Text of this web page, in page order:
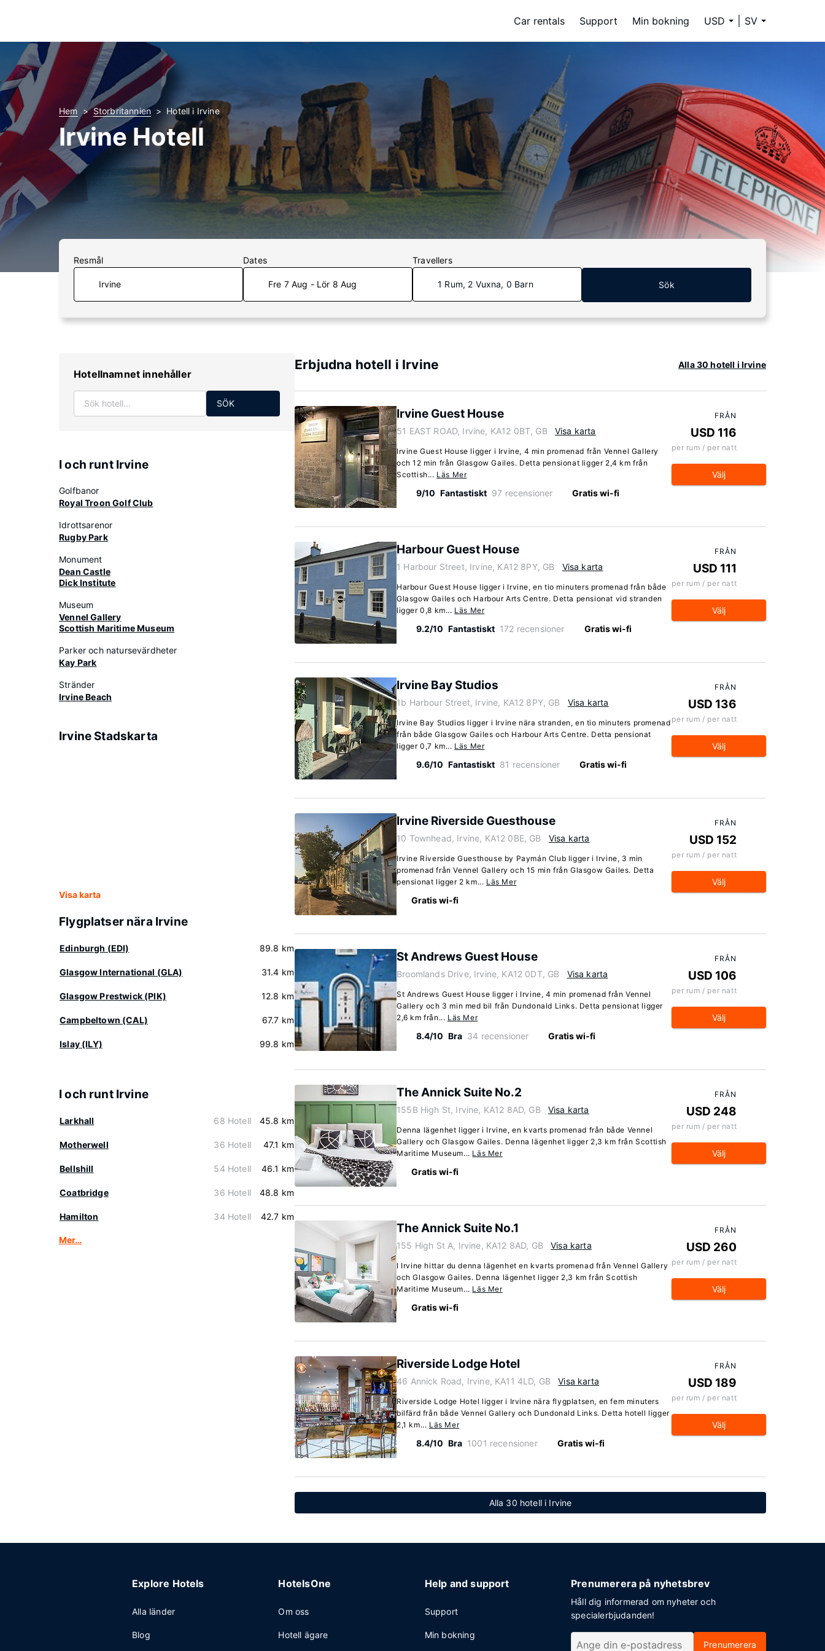
Car rentals Support Min bokning USD SV
Hem Storbritannien Hotell i Irvine
Irvine Hotell
Resmål Dates
Fre 7 Aug - Lör 8 Aug
Travellers
1 Rum, 2 Vuxna, 0 Barn Sök
Hotellnamnet innehåller
SÖK
I och runt Irvine
Golfbanor
Royal Troon Golf Club
Idrottsarenor
Rugby Park
Monument
Dean Castle
Dick Institute
Museum
Vennel Gallery
Scottish Maritime Museum
Parker och natursevärdheter
Kay Park
Stränder
Irvine Beach
Irvine Stadskarta
Visa karta
Flygplatser nära Irvine
Edinburgh (EDI) 89.8 km
Glasgow International (GLA) 31.4 km
Glasgow Prestwick (PIK) 12.8 km
Campbeltown (CAL) 67.7 km
Islay (ILY) 99.8 km
I och runt Irvine
Larkhall 68 Hotell 45.8 km
Motherwell 36 Hotell 47.1 km
Bellshill 54 Hotell 46.1 km
Coatbridge 36 Hotell 48.8 km
Hamilton 34 Hotell 42.7 km
Mer…
Erbjudna hotell i Irvine Alla 30 hotell i Irvine
Irvine Guest House
51 EAST ROAD, Irvine, KA12 0BT, GB Visa karta
Irvine Guest House ligger i Irvine, 4 min promenad från Vennel Gallery
och 12 min från Glasgow Gailes. Detta pensionat ligger 2,4 km från
Scottish... Läs Mer
9/10 Fantastiskt 97 recensioner Gratis wi-fi
FRÅN
USD 116
per rum / per natt
Välj
Harbour Guest House
1 Harbour Street, Irvine, KA12 8PY, GB Visa karta
Harbour Guest House ligger i Irvine, en tio minuters promenad från både
Glasgow Gailes och Harbour Arts Centre. Detta pensionat vid stranden
ligger 0,8 km... Läs Mer
9.2/10 Fantastiskt 172 recensioner Gratis wi-fi
FRÅN
USD 111
per rum / per natt
Välj
Irvine Bay Studios
1b Harbour Street, Irvine, KA12 8PY, GB Visa karta
Irvine Bay Studios ligger i Irvine nära stranden, en tio minuters promenad
från både Glasgow Gailes och Harbour Arts Centre. Detta pensionat
ligger 0,7 km... Läs Mer
9.6/10 Fantastiskt 81 recensioner Gratis wi-fi
FRÅN
USD 136
per rum / per natt
Välj
Irvine Riverside Guesthouse
10 Townhead, Irvine, KA12 0BE, GB Visa karta
Irvine Riverside Guesthouse by Paymán Club ligger i Irvine, 3 min
promenad från Vennel Gallery och 15 min från Glasgow Gailes. Detta
pensionat ligger 2 km... Läs Mer
Gratis wi-fi
FRÅN
USD 152
per rum / per natt
Välj
St Andrews Guest House
Broomlands Drive, Irvine, KA12 0DT, GB Visa karta
St Andrews Guest House ligger i Irvine, 4 min promenad från Vennel
Gallery och 3 min med bil från Dundonald Links. Detta pensionat ligger
2,6 km från... Läs Mer
8.4/10 Bra 34 recensioner Gratis wi-fi
FRÅN
USD 106
per rum / per natt
Välj
The Annick Suite No.2
155B High St, Irvine, KA12 8AD, GB Visa karta
Denna lägenhet ligger i Irvine, en kvarts promenad från både Vennel
Gallery och Glasgow Gailes. Denna lägenhet ligger 2,3 km från Scottish
Maritime Museum... Läs Mer
Gratis wi-fi
FRÅN
USD 248
per rum / per natt
Välj
The Annick Suite No.1
155 High St A, Irvine, KA12 8AD, GB Visa karta
I Irvine hittar du denna lägenhet en kvarts promenad från Vennel Gallery
och Glasgow Gailes. Denna lägenhet ligger 2,3 km från Scottish
Maritime Museum... Läs Mer
Gratis wi-fi
FRÅN
USD 260
per rum / per natt
Välj
Riverside Lodge Hotel
46 Annick Road, Irvine, KA11 4LD, GB Visa karta
Riverside Lodge Hotel ligger i Irvine nära flygplatsen, en fem minuters
bilfärd från både Vennel Gallery och Dundonald Links. Detta hotell ligger
2,1 km... Läs Mer
8.4/10 Bra 1001 recensioner Gratis wi-fi
FRÅN
USD 189
per rum / per natt
Välj
Alla 30 hotell i Irvine
Explore Hotels
Alla länder
Blog
HotelsOne
Om oss
Hotell ägare
Help and support
Support
Min bokning
Prenumerera på nyhetsbrev
Håll dig informerad om nyheter och
specialerbjudanden!
Prenumerera